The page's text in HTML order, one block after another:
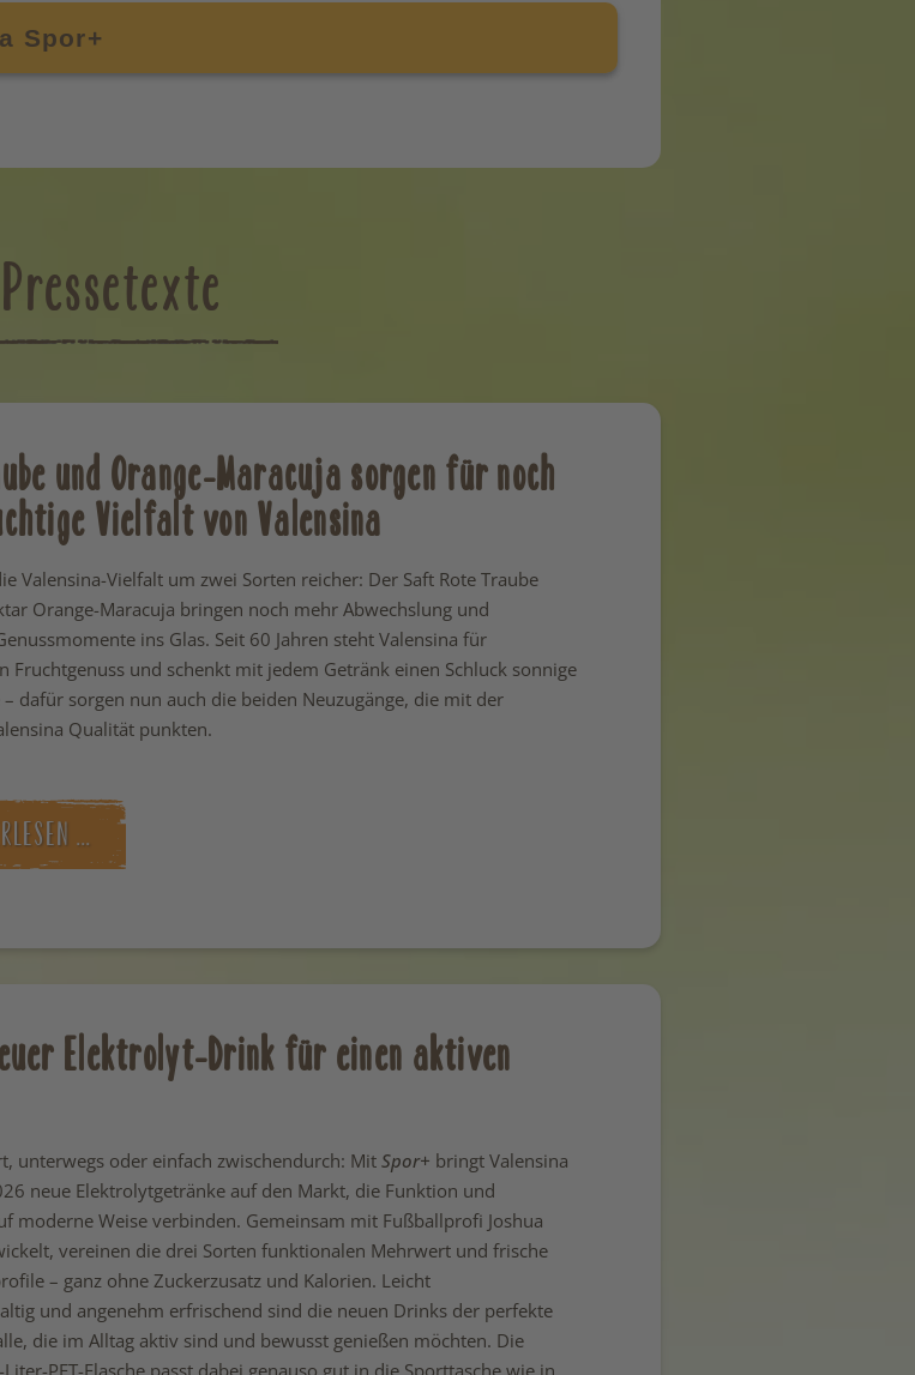
Spor+
Pressetexte
und Orange-Maracuja sorgen für noch
Vielfalt von Valensina
Valensina-Vielfalt um zwei Sorten reicher: Der Saft Rote Traube
Orange-Maracuja bringen noch mehr Abwechslung und
ins Glas. Seit 60 Jahren steht Valensina für
Fruchtgenuss und schenkt mit jedem Getränk einen Schluck sonnige
– dafür sorgen nun auch die beiden Neuzugänge, die mit der
Qualität punkten.
…
Elektrolyt-Drink für einen aktiven
unterwegs oder einfach zwischendurch: MitSpor+ bringt Valensina
neue Elektrolytgetränke auf den Markt, die Funktion und
moderne Weise verbinden. Gemeinsam mit Fußballprofi Joshua
vereinen die drei Sorten funktionalen Mehrwert und frische
– ganz ohne Zuckerzusatz und Kalorien. Leicht
und angenehm erfrischend sind die neuen Drinks der perfekte
die im Alltag aktiv sind und bewusst genießen möchten. Die